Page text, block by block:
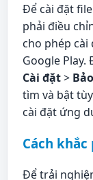
Để cài đặt file
phải điều
cho phép
Google Play.
Cài đặt>
tìm và bật
cài đặt ứng
Cách
Để trải